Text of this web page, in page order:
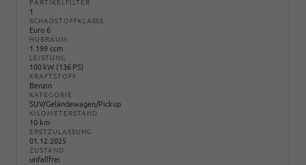
PARTIKELFILTER
1
SCHADSTOFFKLASSE
Euro 6
HUBRAUM
1.199 ccm
LEISTUNG
100 kW (136 PS)
KRAFTSTOFF
Benzin
KATEGORIE
SUV/Geländewagen/Pickup
KILOMETERSTAND
10 km
ERSTZULASSUNG
01.12.2025
ZUSTAND
unfallfrei